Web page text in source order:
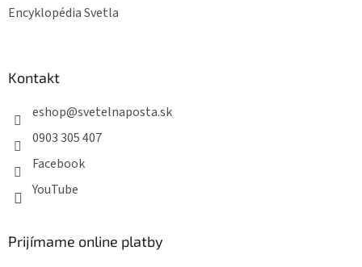
Encyklopédia Svetla
Kontakt
eshop@svetelnaposta.sk
0903 305 407
Facebook
YouTube
Prijímame online platby